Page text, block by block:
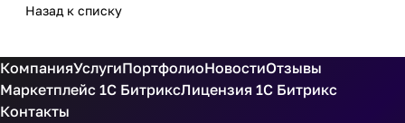
Назад к списку
КомпанияУслугиПортфолиоНовостиОтзывы
Маркетплейс 1С БитриксЛицензия 1С Битрикс
Контакты